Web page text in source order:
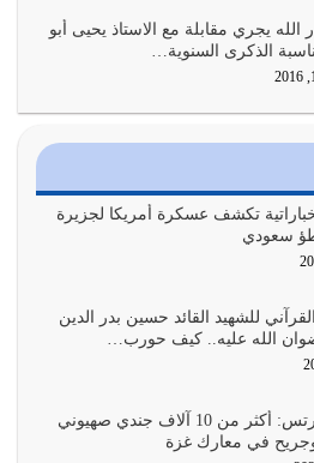
أكثر ولاءً وطاعة للشيطان كلما كانوا
سبيله بالحياة الأبدية والرزق
في…
لمعرفة رسول الله معرفة سيرته
نفسك هنا اترك القرآن على أصله
لديك على…
الله يجري مقابلة مع الاستاذ يحيى أبو
الذكرى السنوية…
تكشف عسكرة أمريكا لجزيرة
سعودي
للشهيد القائد حسين بدر الدين
الله عليه.. كيف حورب…
صحيفة هآرتس: أكثر من 10 آلاف جندي صهيوني
في معارك غزة